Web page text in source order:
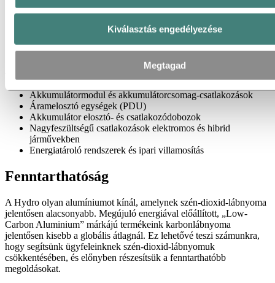
Kiválasztás engedélyezése
Megtagad
Optimalizált hőteljesítmény
Költséghatékony teljes rendszermegoldások
Autóipari szintű minőség és megbízhatóság
Akkumulátormodul és akkumulátorcsomag-csatlakozások
Áramelosztó egységek (PDU)
Akkumulátor elosztó- és csatlakozódobozok
Nagyfeszültségű csatlakozások elektromos és hibrid
járművekben
Energiatároló rendszerek és ipari villamosítás
Fenntarthatóság
A Hydro olyan alumíniumot kínál, amelynek szén-dioxid-lábnyoma
jelentősen alacsonyabb. Megújuló energiával előállított, „Low-
Carbon Aluminium” márkájú termékeink karbonlábnyoma
jelentősen kisebb a globális átlagnál. Ez lehetővé teszi számunkra,
hogy segítsünk ügyfeleinknek szén-dioxid-lábnyomuk
csökkentésében, és előnyben részesítsük a fenntarthatóbb
megoldásokat.